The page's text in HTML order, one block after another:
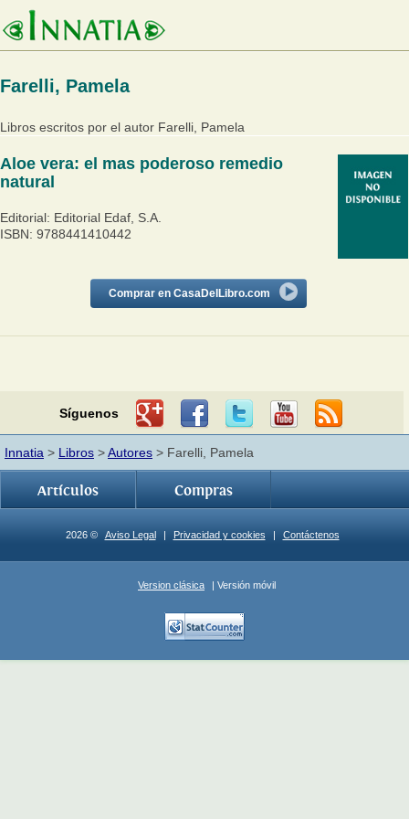
Farelli, Pamela
Libros escritos por el autor Farelli, Pamela
Aloe vera: el mas poderoso remedio
natural
Editorial: Editorial Edaf, S.A.
ISBN: 9788441410442
Comprar en CasaDelLibro.com
Síguenos
Innatia > Libros >Autores > Farelli, Pamela
Artículos Compras
2026 © Aviso Legal | Privacidad y cookies | Contáctenos
Version clásica | Versión móvil